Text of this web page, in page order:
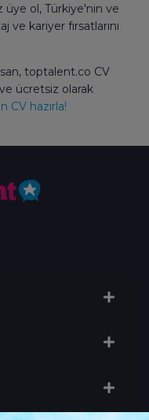
ol, Türkiye'nin ve
ve kariyer fırsatlarını
toptalent.co CV
ücretsiz olarak
CV hazırla!